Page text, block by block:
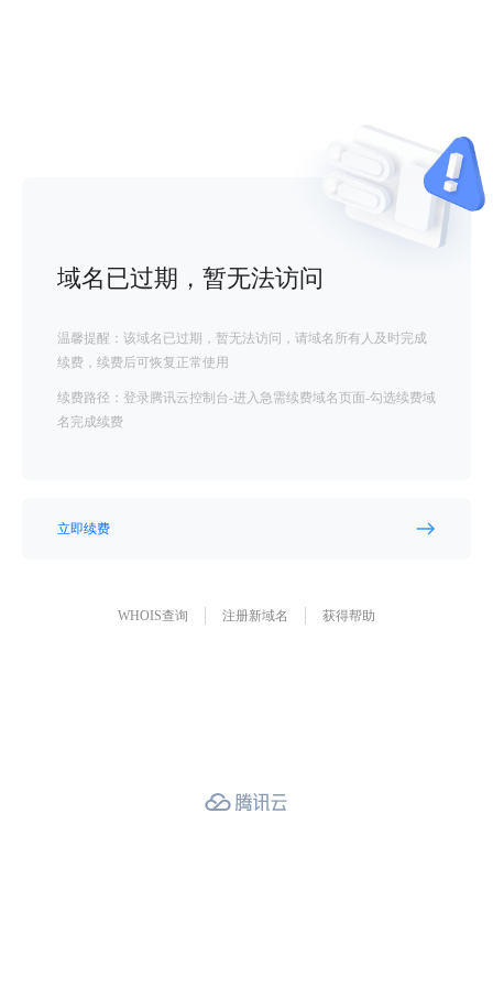
域名已过期，暂无法访问
温馨提醒：该域名已过期，暂无法访问，请域名所有人及时完成
续费，续费后可恢复正常使用
续费路径：登录腾讯云控制台-进入急需续费域名页面-勾选续费域
名完成续费
立即续费
WHOIS查询 注册新域名 获得帮助